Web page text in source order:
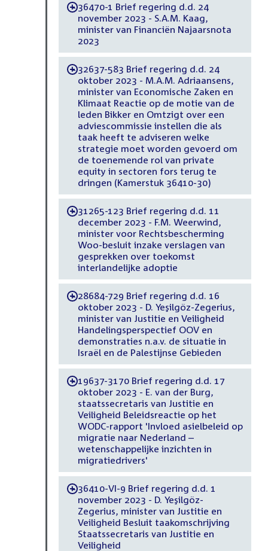
-36470-1 Brief regering d.d. 24
november 2023 - S.A.M. Kaag,
minister van Financiën Najaarsnota
2023
-32637-583 Brief regering d.d. 24
oktober 2023 - M.A.M. Adriaansens,
minister van Economische Zaken en
Klimaat Reactie op de motie van de
leden Bikker en Omtzigt over een
adviescommissie instellen die als
taak heeft te adviseren welke
strategie moet worden gevoerd om
de toenemende rol van private
equity in sectoren fors terug te
dringen (Kamerstuk 36410-30)
-31265-123 Brief regering d.d. 11
december 2023 - F.M. Weerwind,
minister voor Rechtsbescherming
Woo-besluit inzake verslagen van
gesprekken over toekomst
interlandelijke adoptie
-28684-729 Brief regering d.d. 16
oktober 2023 - D. Yeşilgöz-Zegerius,
minister van Justitie en Veiligheid
Handelingsperspectief OOV en
demonstraties n.a.v. de situatie in
Israël en de Palestijnse Gebieden
-19637-3170 Brief regering d.d. 17
oktober 2023 - E. van der Burg,
staatssecretaris van Justitie en
Veiligheid Beleidsreactie op het
WODC-rapport 'Invloed asielbeleid op
migratie naar Nederland –
wetenschappelijke inzichten in
migratiedrivers'
-36410-VI-9 Brief regering d.d. 1
november 2023 - D. Yeşilgöz-
Zegerius, minister van Justitie en
Veiligheid Besluit taakomschrijving
Staatssecretaris van Justitie en
Veiligheid